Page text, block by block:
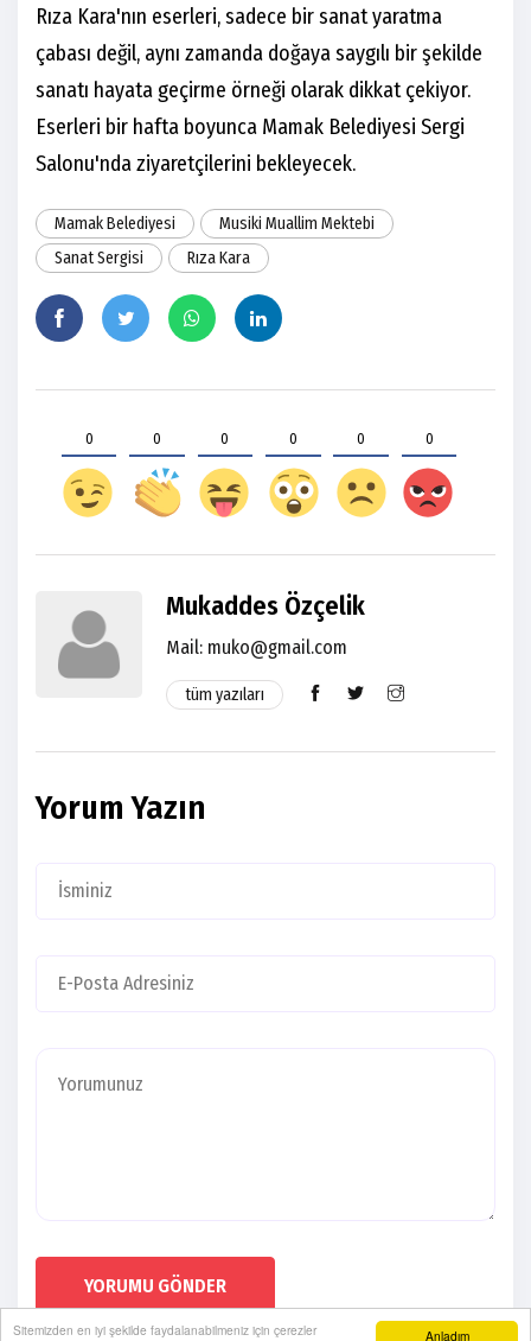
Anladım
Sitemizden en iyi şekilde faydalanabilmeniz için çerezler
Rıza Kara'nın eserleri, sadece bir sanat yaratma
çabası değil, aynı zamanda doğaya saygılı bir şekilde
sanatı hayata geçirme örneği olarak dikkat çekiyor.
Eserleri bir hafta boyunca Mamak Belediyesi Sergi
Salonu'nda ziyaretçilerini bekleyecek.
Mamak Belediyesi
Musiki Muallim Mektebi
Sanat Sergisi
Rıza Kara
0 0 0 0 0 0
Mukaddes Özçelik
Mail: muko@gmail.com
tüm yazıları
Yorum Yazın
YORUMU GÖNDER